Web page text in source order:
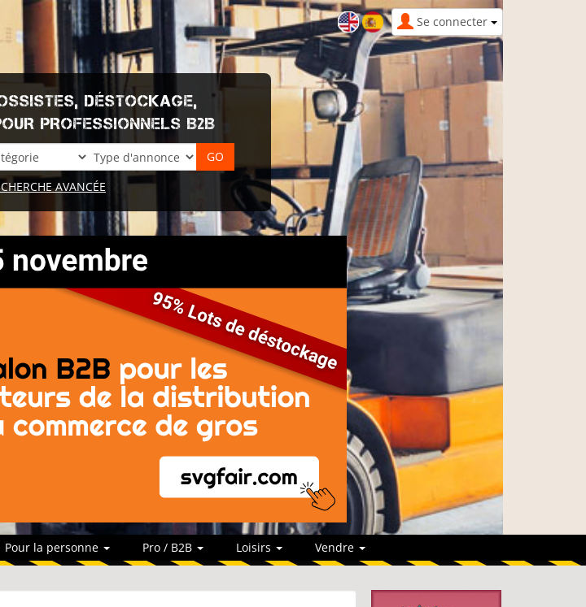
Se connecter
DÉSTOCKAGE,
PROFESSIONNELS B2B
AVANCÉE
Pour la personne Pro / B2B Loisirs Vendre